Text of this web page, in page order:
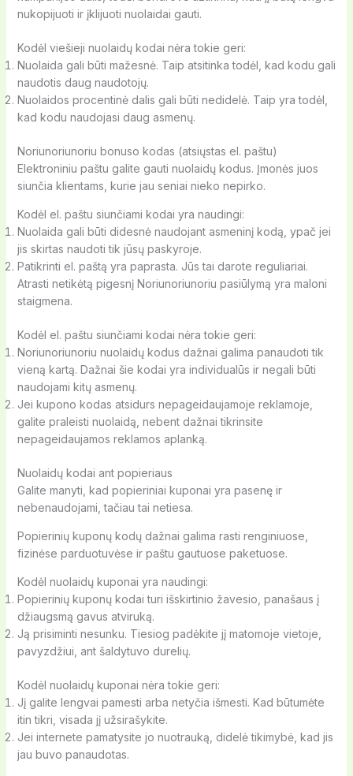
nukopijuoti ir įklijuoti nuolaidai gauti.
Kodėl viešieji nuolaidų kodai nėra tokie geri:
Nuolaida gali būti mažesnė. Taip atsitinka todėl, kad kodu gali
naudotis daug naudotojų.
Nuolaidos procentinė dalis gali būti nedidelė. Taip yra todėl,
kad kodu naudojasi daug asmenų.
Noriunoriunoriu bonuso kodas (atsiųstas el. paštu)
Elektroniniu paštu galite gauti nuolaidų kodus. Įmonės juos
siunčia klientams, kurie jau seniai nieko nepirko.
Kodėl el. paštu siunčiami kodai yra naudingi:
Nuolaida gali būti didesnė naudojant asmeninį kodą, ypač jei
jis skirtas naudoti tik jūsų paskyroje.
Patikrinti el. paštą yra paprasta. Jūs tai darote reguliariai.
Atrasti netikėtą pigesnį Noriunoriunoriu pasiūlymą yra maloni
staigmena.
Kodėl el. paštu siunčiami kodai nėra tokie geri:
Noriunoriunoriu nuolaidų kodus dažnai galima panaudoti tik
vieną kartą. Dažnai šie kodai yra individualūs ir negali būti
naudojami kitų asmenų.
Jei kupono kodas atsidurs nepageidaujamoje reklamoje,
galite praleisti nuolaidą, nebent dažnai tikrinsite
nepageidaujamos reklamos aplanką.
Nuolaidų kodai ant popieriaus
Galite manyti, kad popieriniai kuponai yra pasenę ir
nebenaudojami, tačiau tai netiesa.
Popierinių kuponų kodų dažnai galima rasti renginiuose,
fizinėse parduotuvėse ir paštu gautuose paketuose.
Kodėl nuolaidų kuponai yra naudingi:
Popierinių kuponų kodai turi išskirtinio žavesio, panašaus į
džiaugsmą gavus atviruką.
Ją prisiminti nesunku. Tiesiog padėkite jį matomoje vietoje,
pavyzdžiui, ant šaldytuvo durelių.
Kodėl nuolaidų kuponai nėra tokie geri:
Jį galite lengvai pamesti arba netyčia išmesti. Kad būtumėte
itin tikri, visada jį užsirašykite.
Jei internete pamatysite jo nuotrauką, didelė tikimybė, kad jis
jau buvo panaudotas.